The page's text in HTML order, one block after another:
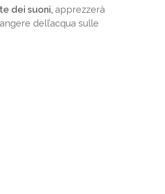
dei suoni, apprezzerà
dell’acqua sulle